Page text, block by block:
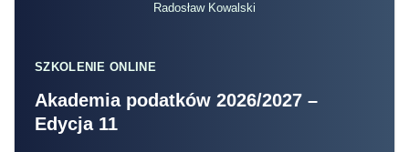
Radosław Kowalski
SZKOLENIE ONLINE
Akademia podatków 2026/2027 –
Edycja 11